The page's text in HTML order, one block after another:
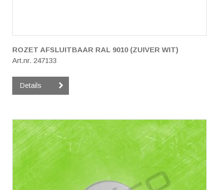
ROZET AFSLUITBAAR RAL 9010 (ZUIVER WIT)
Art.nr. 247133
Details